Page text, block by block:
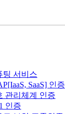
팅 서비스
SaaS] 인증
관리체계 인증
인증